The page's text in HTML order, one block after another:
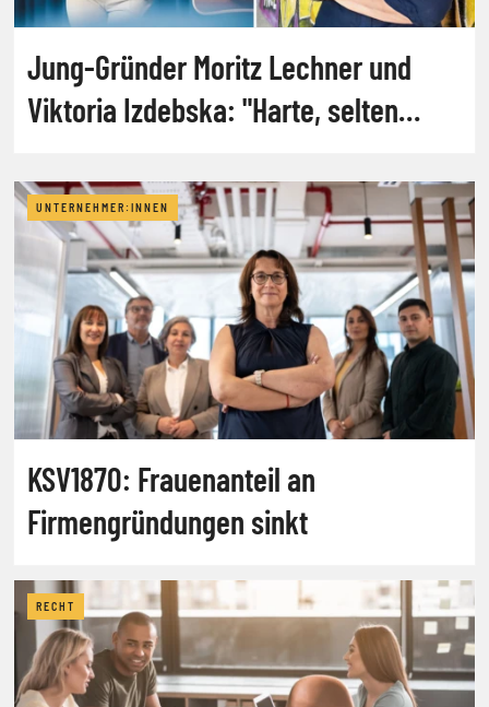
Jung-Gründer Moritz Lechner und
Viktoria Izdebska: "Harte, selten
UNTERNEHMER:INNEN
KSV1870: Frauenanteil an
Firmengründungen sinkt
RECHT